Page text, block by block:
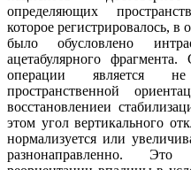
определяющих
которое регистрировалось,
было обусловлено
ацетабулярного
операции является не
пространственной
восстановлениеи
этом угол вертикального
нормализуется или
разнонаправленно. Это